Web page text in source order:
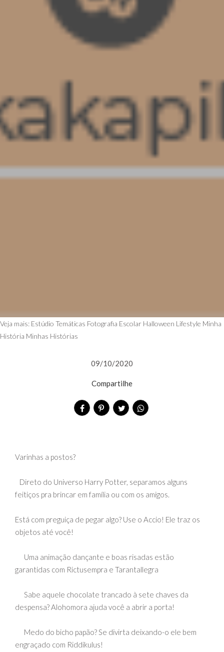
Veja mais: Estúdio Temáticas Fotografia Escolar Halloween Lifestyle Minha
História Minhas Histórias
09/10/2020
Compartilhe
Varinhas a postos?
Direto do Universo Harry Potter, separamos alguns
feitiços pra brincar em família ou com os amigos.
Está com preguiça de pegar algo? Use o Accio! Ele traz os
objetos até você!
Uma animação dançante e boas risadas estão
garantidas com Rictusempra e Tarantallegra
Sabe aquele chocolate trancado à sete chaves da
despensa? Alohomora ajuda você a abrir a porta!
Medo do bicho papão? Se divirta deixando-o ele bem
engraçado com Riddikulus!